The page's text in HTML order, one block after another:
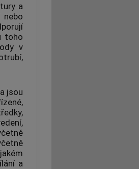
a
nebo
toho
v
jsou
a